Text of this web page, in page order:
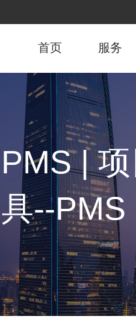
航
首页 服务
PMS |
具--PMS